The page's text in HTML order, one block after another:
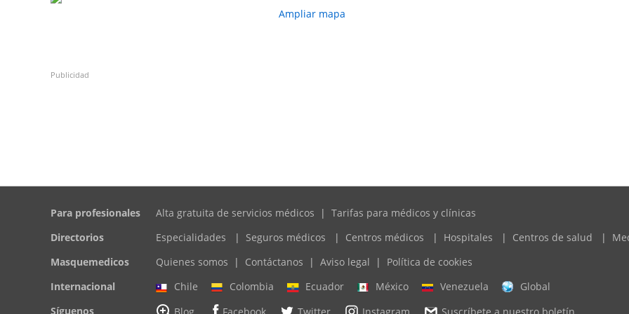
Ampliar mapa
Publicidad
Para profesionales Alta gratuita de servicios médicos | Tarifas para médicos y clínicas
Directorios
Especialidades | Seguros médicos | Centros médicos | Hospitales | Centros de salud |
Masquemedicos
Quienes somos | Contáctanos | Aviso legal |
Política de cookies
Internacional
Chile Colombia Ecuador México Venezuela
Global
Síguenos